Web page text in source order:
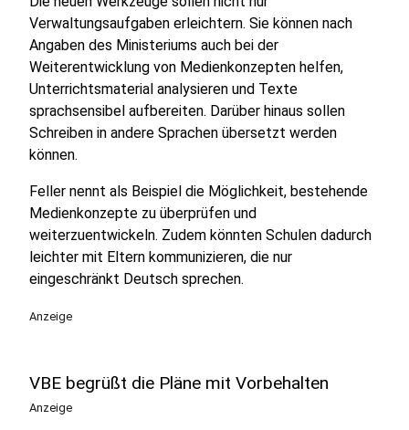
Verwaltungsaufgaben erleichtern. Sie können nach
Angaben des Ministeriums auch bei der
Weiterentwicklung von Medienkonzepten helfen,
Unterrichtsmaterial analysieren und Texte
sprachsensibel aufbereiten. Darüber hinaus sollen
Schreiben in andere Sprachen übersetzt werden
können.
Feller nennt als Beispiel die Möglichkeit, bestehende
Medienkonzepte zu überprüfen und
weiterzuentwickeln. Zudem könnten Schulen dadurch
leichter mit Eltern kommunizieren, die nur
eingeschränkt Deutsch sprechen.
Anzeige
VBE begrüßt die Pläne mit Vorbehalten
Anzeige